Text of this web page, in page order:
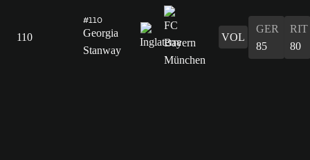
110
#110
Georgia
Stanway
VOL
GER
85
RIT
80